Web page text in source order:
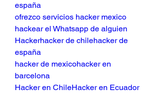
españa
ofrezco servicios hacker mexico
hackear el Whatsapp de alguien
Hackerhacker de chilehacker de
españa
hacker de mexicohacker en
barcelona
Hacker en ChileHacker en Ecuador